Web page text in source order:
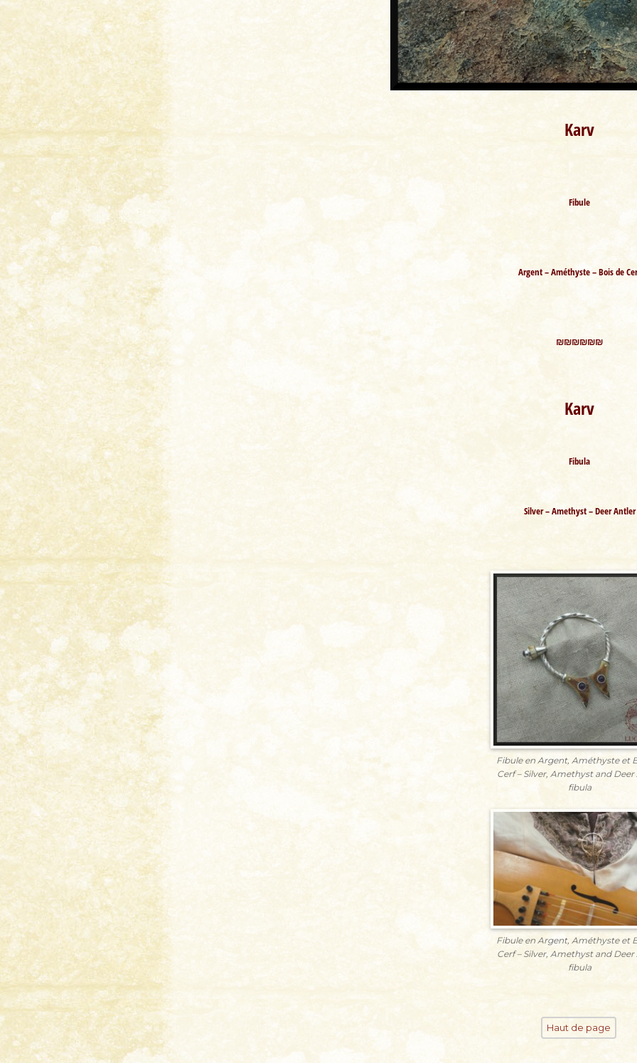
Karv
Fibule
Argent – Améthyste – Bois de
₪₪₪₪₪₪
Karv
Fibula
Silver – Amethyst – Deer Antler
Fibule en Argent, Améthyste et
Cerf – Silver, Amethyst and
fibula
Fibule en Argent, Améthyste et
Cerf – Silver, Amethyst and
fibula
Haut de page